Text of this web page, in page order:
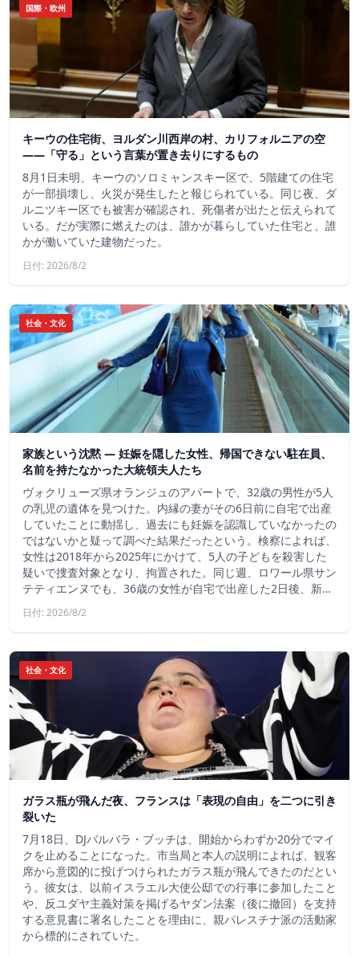
国際・欧州
キーウの住宅街、ヨルダン川西岸の村、カリフォルニアの空
——「守る」という言葉が置き去りにするもの
8月1日未明、キーウのソロミャンスキー区で、5階建ての住宅
が一部損壊し、火災が発生したと報じられている。同じ夜、ダ
ルニツキー区でも被害が確認され、死傷者が出たと伝えられて
いる。だが実際に燃えたのは、誰かが暮らしていた住宅と、誰
かが働いていた建物だった。
日付: 2026/8/2
社会・文化
家族という沈黙 ― 妊娠を隠した女性、帰国できない駐在員、
名前を持たなかった大統領夫人たち
ヴォクリューズ県オランジュのアパートで、32歳の男性が5人
の乳児の遺体を見つけた。内縁の妻がその6日前に自宅で出産
していたことに動揺し、過去にも妊娠を認識していなかったの
ではないかと疑って調べた結果だったという。検察によれば、
女性は2018年から2025年にかけて、5人の子どもを殺害した
疑いで捜査対象となり、拘置された。同じ週、ロワール県サン
テティエンヌでも、36歳の女性が自宅で出産した2日後、新…
日付: 2026/8/2
社会・文化
ガラス瓶が飛んだ夜、フランスは「表現の自由」を二つに引き
裂いた
7月18日、DJバルバラ・ブッチは、開始からわずか20分でマイ
クを止めることになった。市当局と本人の説明によれば、観客
席から意図的に投げつけられたガラス瓶が飛んできたのだとい
う。彼女は、以前イスラエル大使公邸での行事に参加したこと
や、反ユダヤ主義対策を掲げるヤダン法案（後に撤回）を支持
する意見書に署名したことを理由に、親パレスチナ派の活動家
から標的にされていた。